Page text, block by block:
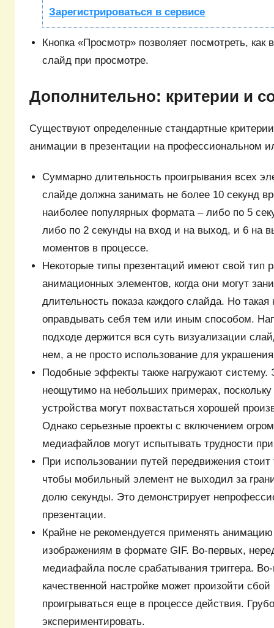
Зарегистрироваться в сервисе
Кнопка «Просмотр» позволяет посмотреть, как
слайд при просмотре.
Дополнительно: критерии и
Существуют определенные стандартные
анимации в презентации на профессиональном
Суммарно длительность проигрывания всех
слайде должна занимать не более 10 секунд
наиболее популярных формата – либо по 5
либо по 2 секунды на вход и на выход, и 6 на
моментов в процессе.
Некоторые типы презентаций имеют свой тип
анимационных элементов, когда они могут
длительность показа каждого слайда. Но такая
оправдывать себя тем или иным способом.
подходе держится вся суть визуализации
нем, а не просто использование для
Подобные эффекты также нагружают систему.
неощутимо на небольших примерах,
устройства могут похвастаться хорошей
Однако серьезные проекты с включением
медиафайлов могут испытывать трудности
При использовании путей передвижения
чтобы мобильный элемент не выходил за
долю секунды. Это демонстрирует
презентации.
Крайне не рекомендуется применять
изображениям в формате GIF. Во-первых,
медиафайла после срабатывания триггера.
качественной настройке может произойти
проигрываться еще в процессе действия.
экспериментировать.